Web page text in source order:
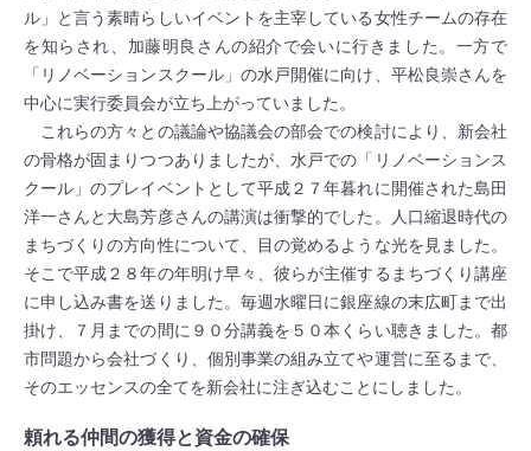
ル」と言う素晴らしいイベントを主宰している女性チームの存在
を知らされ、加藤明良さんの紹介で会いに行きました。一方で
「リノベーションスクール」の水戸開催に向け、平松良崇さんを
中心に実行委員会が立ち上がっていました。
これらの方々との議論や協議会の部会での検討により、新会社
の骨格が固まりつつありましたが、水戸での「リノベーションス
クール」のプレイベントとして平成２７年暮れに開催された島田
洋一さんと大島芳彦さんの講演は衝撃的でした。人口縮退時代の
まちづくりの方向性について、目の覚めるような光を見ました。
そこで平成２８年の年明け早々、彼らが主催するまちづくり講座
に申し込み書を送りました。毎週水曜日に銀座線の末広町まで出
掛け、７月までの間に９０分講義を５０本くらい聴きました。都
市問題から会社づくり、個別事業の組み立てや運営に至るまで、
そのエッセンスの全てを新会社に注ぎ込むことにしました。
頼れる仲間の獲得と資金の確保